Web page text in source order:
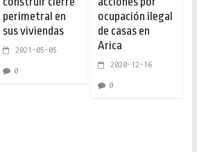
perimetral en
sus viviendas
2021-05-05
0
ocupación ilegal
de casas en
Arica
2020-12-16
0